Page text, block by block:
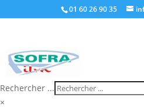
01 60 26 90 35
Rechercher ...
×